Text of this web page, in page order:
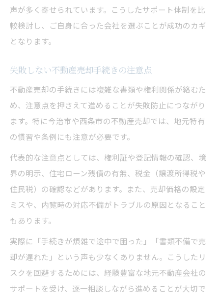
声が多く寄せられています。こうしたサポート体制を比
較検討し、ご自身に合った会社を選ぶことが成功のカギ
となります。
失敗しない不動産売却手続きの注意点
不動産売却の手続きには複雑な書類や権利関係が絡むた
め、注意点を押さえて進めることが失敗防止につながり
ます。特に今治市や西条市の不動産売却では、地元特有
の慣習や条例にも注意が必要です。
代表的な注意点としては、権利証や登記情報の確認、境
界の明示、住宅ローン残債の有無、税金（譲渡所得税や
住民税）の確認などがあります。また、売却価格の設定
ミスや、内覧時の対応不備がトラブルの原因となること
もあります。
実際に「手続きが煩雑で途中で困った」「書類不備で売
却が遅れた」という声も少なくありません。こうしたリ
スクを回避するためには、経験豊富な地元不動産会社の
サポートを受け、逐一相談しながら進めることが大切で